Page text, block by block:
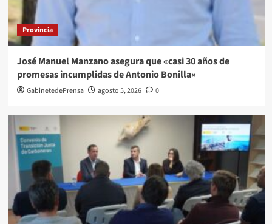
Provincia
José Manuel Manzano asegura que «casi 30 años de
promesas incumplidas de Antonio Bonilla»
GabinetedePrensa agosto 5, 2026 0